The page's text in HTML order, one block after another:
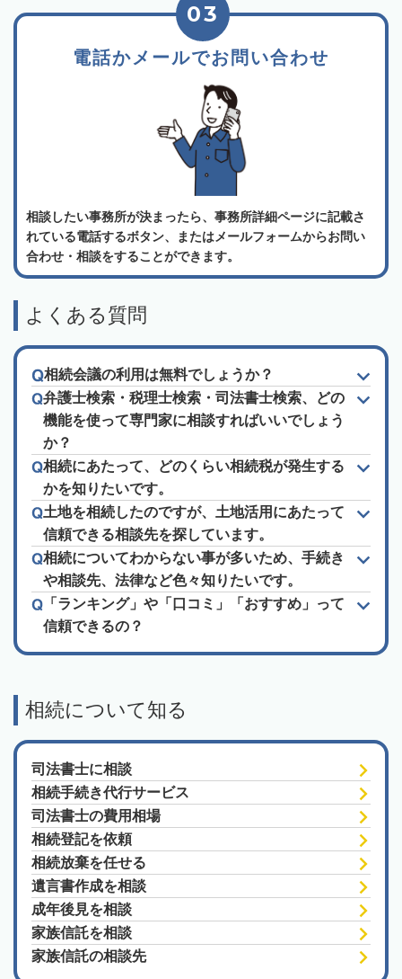
電話かメールでお問い合わせ
03
相談したい事務所が決まったら、事務所詳細ページに記載さ
れている電話するボタン、またはメールフォームからお問い
合わせ・相談をすることができます。
よくある質問
相続会議の利用は無料でしょうか？
弁護士検索・税理士検索・司法書士検索、どの
機能を使って専門家に相談すればいいでしょう
か？
相続にあたって、どのくらい相続税が発生する
かを知りたいです。
土地を相続したのですが、土地活用にあたって
信頼できる相談先を探しています。
相続についてわからない事が多いため、手続き
や相談先、法律など色々知りたいです。
「ランキング」や「口コミ」「おすすめ」って
信頼できるの？
相続について知る
司法書士に相談
相続手続き代行サービス
司法書士の費用相場
相続登記を依頼
相続放棄を任せる
遺言書作成を相談
成年後見を相談
家族信託を相談
家族信託の相談先